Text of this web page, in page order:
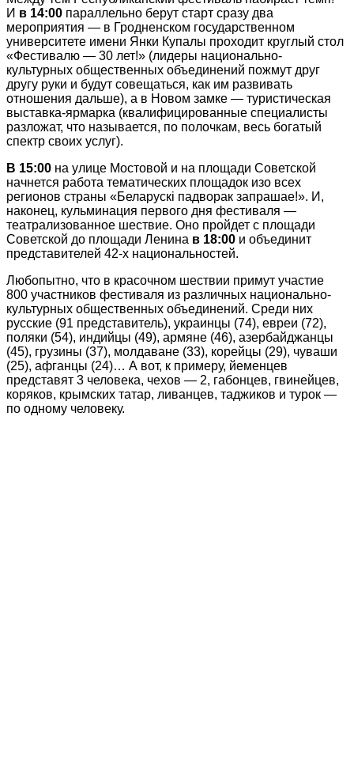
И в 14:00 параллельно берут старт сразу два
мероприятия — в Гродненском государственном
университете имени Янки Купалы проходит круглый стол
«Фестивалю — 30 лет!» (лидеры национально-
культурных общественных объединений пожмут друг
другу руки и будут совещаться, как им развивать
отношения дальше), а в Новом замке — туристическая
выставка-ярмарка (квалифицированные специалисты
разложат, что называется, по полочкам, весь богатый
спектр своих услуг).
В 15:00 на улице Мостовой и на площади Советской
начнется работа тематических площадок изо всех
регионов страны «Беларускi падворак запрашае!». И,
наконец, кульминация первого дня фестиваля —
театрализованное шествие. Оно пройдет с площади
Советской до площади Ленина в 18:00 и объединит
представителей 42-х национальностей.
Любопытно, что в красочном шествии примут участие
800 участников фестиваля из различных национально-
культурных общественных объединений. Среди них
русские (91 представитель), украинцы (74), евреи (72),
поляки (54), индийцы (49), армяне (46), азербайджанцы
(45), грузины (37), молдаване (33), корейцы (29), чуваши
(25), афганцы (24)… А вот, к примеру, йеменцев
представят 3 человека, чехов — 2, габонцев, гвинейцев,
коряков, крымских татар, ливанцев, таджиков и турок —
по одному человеку.